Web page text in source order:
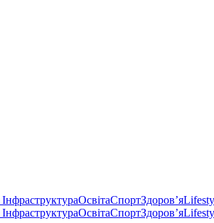
ОсвітаСпортЗдоровʼя
ОсвітаСпортЗдоровʼя